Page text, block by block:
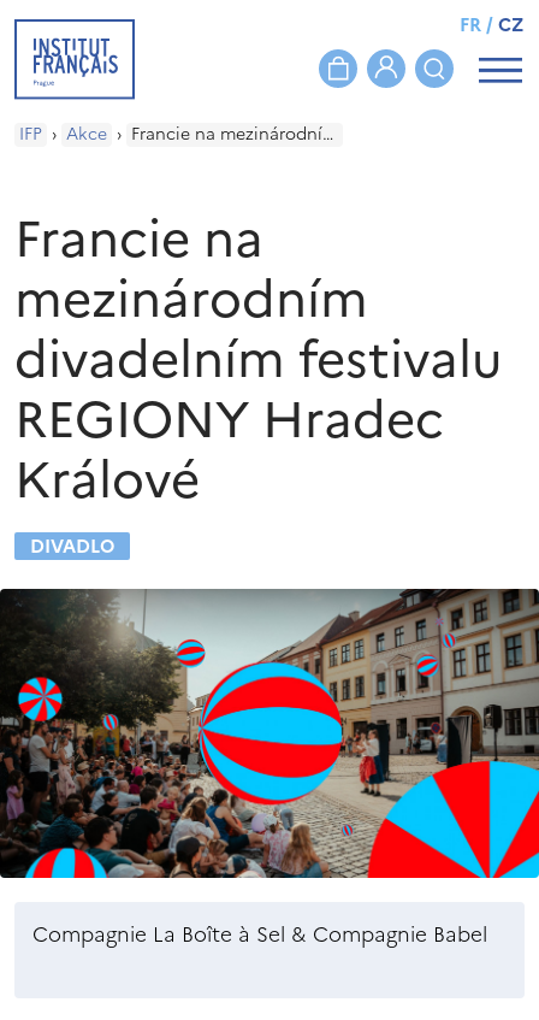
FR/CZ
IFP › Akce › Francie na mezinárodním divadelním festivalu REGIONY Hradec Králové
Francie na
mezinárodním
divadelním festivalu
REGIONY Hradec
Králové
DIVADLO
Compagnie La Boîte à Sel & Compagnie Babel